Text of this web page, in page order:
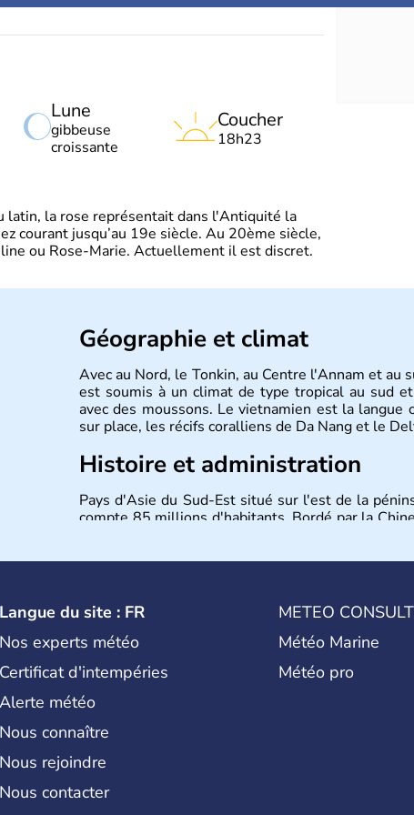
Lune
gibbeuse
croissante
Coucher
18h23
latin, la rose représentait dans l'Antiquité la
courant jusqu’au 19e siècle. Au 20ème siècle,
ou Rose-Marie. Actuellement il est discret.
Géographie et climat
Avec au Nord, le Tonkin, au Centre l'Annam et au
est soumis à un climat de type tropical au sud
avec des moussons. Le vietnamien est la langue
sur place, les récifs coralliens de Da Nang et le
Histoire et administration
Pays d'Asie du Sud-Est situé sur l'est de la
compte 85 millions d'habitants. Bordé par la
Langue du site : FR
Nos experts météo
Certificat d'intempéries
Alerte météo
Nous connaître
Nous rejoindre
Nous contacter
METEO CONSULT
Météo Marine
Météo pro